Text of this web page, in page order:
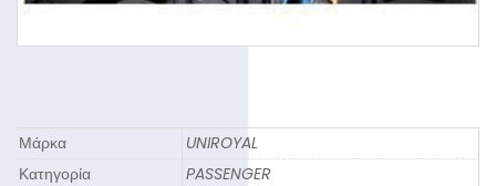
Μάρκα
UNIROYAL
Κατηγορία
PASSENGER